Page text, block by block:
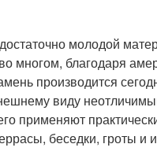
молодой
многом, благодаря
производится
виду
применяют
беседки, гроты и